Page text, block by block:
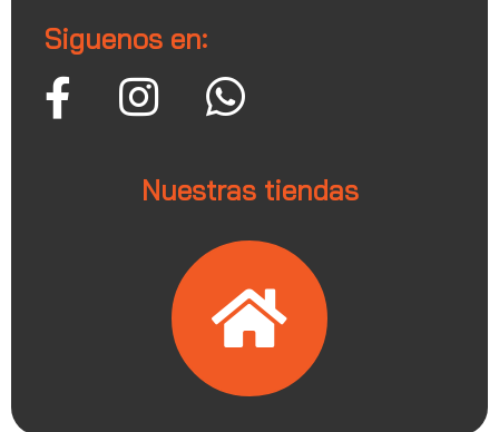
Siguenos en:
Nuestras tiendas